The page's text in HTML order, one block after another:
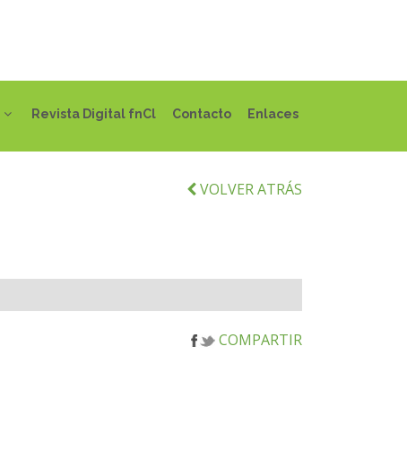
Revista Digital fnCl Contacto Enlaces
VOLVER ATRÁS
COMPARTIR